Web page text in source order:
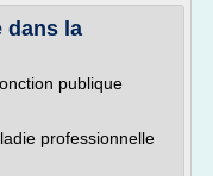
dans la
publique
professionnelle